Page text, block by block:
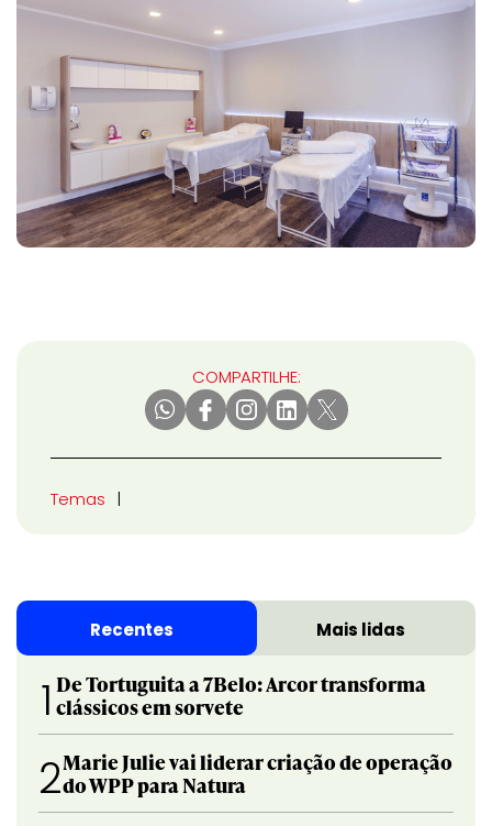
COMPARTILHE:
Temas
Recentes Mais lidas
1 De Tortuguita a 7Belo: Arcor transforma
clássicos em sorvete
2Marie Julie vai liderar criação de operação
do WPP para Natura